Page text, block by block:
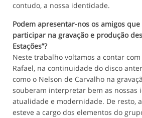
contudo, a nossa identidade.
Podem apresentar-nos os amigos
participar na gravação e produção
Estações”?
Neste trabalho voltamos a contar
Rafael, na continuidade do disco
como o Nelson de Carvalho na
souberam interpretar bem as nossas
atualidade e modernidade. De resto,
esteve a cargo dos elementos do